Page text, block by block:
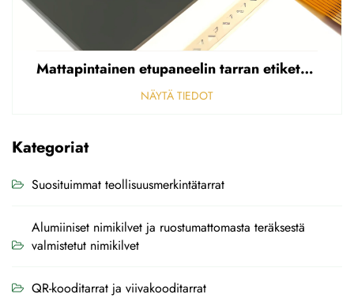
Mattapintainen etupaneelin tarran etiketti, reikäinen sumea, 0,25 mm paksuinen polycarbonaatti-/PVC-tarran etiketti
NÄYTÄ TIEDOT
Kategoriat
Suosituimmat teollisuusmerkintätarrat
Alumiiniset nimikilvet ja ruostumattomasta teräksestä
valmistetut nimikilvet
QR-kooditarrat ja viivakooditarrat